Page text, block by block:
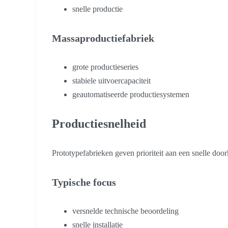
snelle productie
Massaproductiefabriek
grote productieseries
stabiele uitvoercapaciteit
geautomatiseerde productiesystemen
Productiesnelheid
Prototypefabrieken geven prioriteit aan een snelle
Typische focus
versnelde technische beoordeling
snelle installatie